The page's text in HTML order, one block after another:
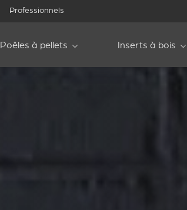
Professionnels
Poêles à pellets Inserts à bois